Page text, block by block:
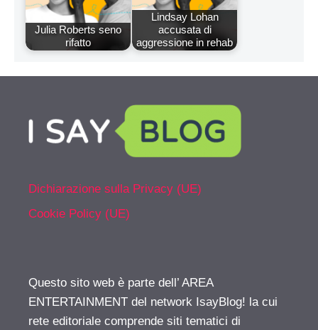
Julia Roberts seno
rifatto
Lindsay Lohan
accusata di
aggressione in rehab
Dichiarazione sulla Privacy (UE)
Cookie Policy (UE)
Questo sito web è parte dell’ AREA
ENTERTAINMENT del network IsayBlog! la cui
rete editoriale comprende siti tematici di